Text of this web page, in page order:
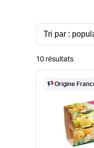
10 résultats
Origine